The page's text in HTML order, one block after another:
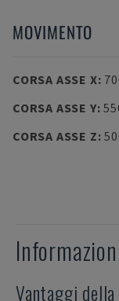
MOVIMENTO
CORSA ASSE X:
CORSA ASSE Y:
CORSA ASSE Z:
Vantaggi della